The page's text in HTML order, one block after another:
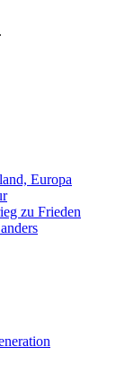
Europa
zu Frieden